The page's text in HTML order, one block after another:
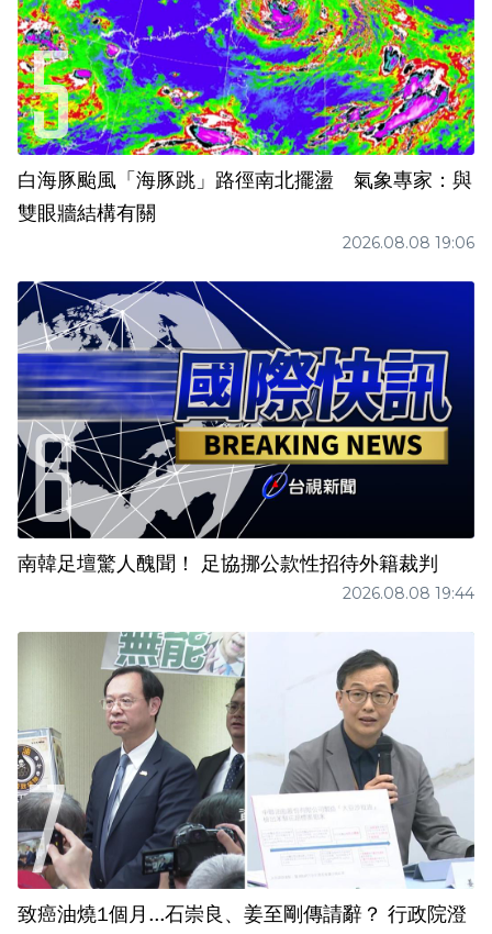
白海豚颱風「海豚跳」路徑南北擺盪 氣象專家：與
雙眼牆結構有關
2026.08.08 19:06
南韓足壇驚人醜聞！ 足協挪公款性招待外籍裁判
2026.08.08 19:44
致癌油燒1個月...石崇良、姜至剛傳請辭？ 行政院澄